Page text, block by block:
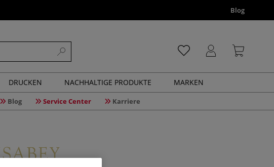
Blog
DRUCKEN NACHHALTIGE PRODUKTE MARKEN
Blog Service Center Karriere